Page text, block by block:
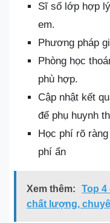
Sĩ số lớp hợp
em.
Phương pháp
Phòng học
phù hợp.
Cập nhật kết
để phụ huynh
Học phí rõ
phí ẩn
Xem thêm:
Top 4
chất lượng,